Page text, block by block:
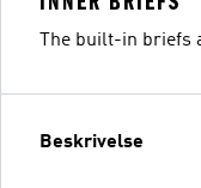
The built-in briefs
Beskrivelse